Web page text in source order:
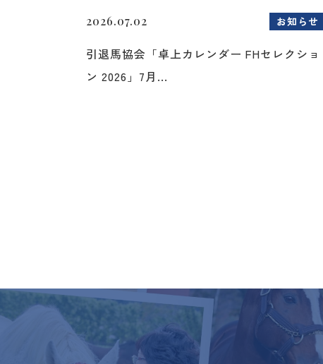
2026.07.02 お知らせ
引退馬協会「卓上カレンダー FHセレクショ
ン 2026」7月...